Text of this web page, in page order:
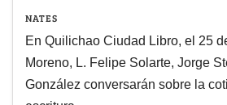
NATES
En Quilichao Ciudad Libro, el 25
Moreno, L. Felipe Solarte, Jorge
González conversarán sobre la